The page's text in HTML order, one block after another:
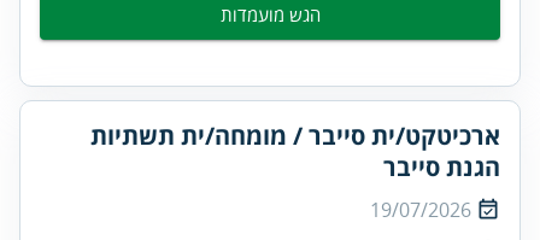
הגש מועמדות
ארכיטקט/ית סייבר / מומחה/ית תשתיות
הגנת סייבר
19/07/2026